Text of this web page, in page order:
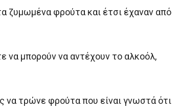
ζυμωμένα φρούτα και έτσι έχαναν από
να μπορούν να αντέχουν το αλκοόλ,
να τρώνε φρούτα που είναι γνωστά ότι